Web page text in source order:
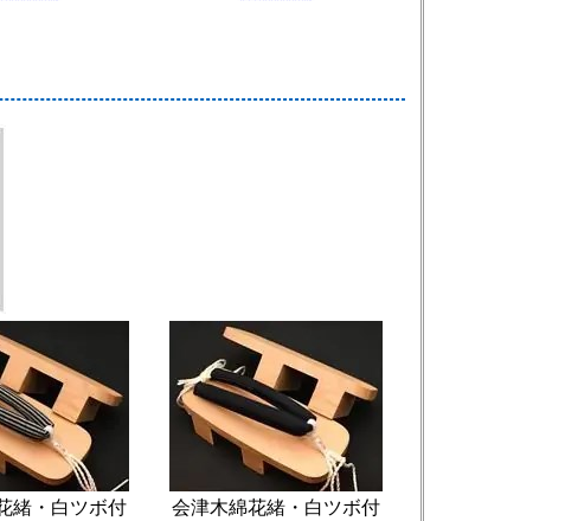
緒・白ツボ付
会津木綿花緒・白ツボ付